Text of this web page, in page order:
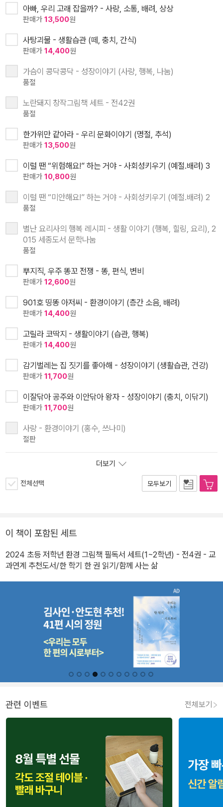
아빠, 우리 고래 잡을까? - 사랑, 소통, 배려, 상상
판매가 13,500원
사탕괴물 - 생활습관 (떼, 충치, 간식)
판매가 14,400원
가슴이 콩닥콩닥 - 성장이야기 (사랑, 행복, 나눔)
품절
노란돼지 창작그림책 세트 - 전42권
품절
한가위만 같아라 - 우리 문화이야기 (명절, 추석)
판매가 13,500원
이럴 땐 “위험해요!” 하는 거야 - 사회성키우기 (예절.배려) 3
판매가 10,800원
이럴 땐 “미안해요!” 하는 거야 - 사회성키우기 (예절.배려) 2
품절
별난 요리사의 행복 레시피 - 생활 이야기 (행복, 힐링, 요리), 2
015 세종도서 문학나눔
품절
뿌지직, 우주 똥꼬 전쟁 - 똥, 편식, 변비
판매가 12,600원
901호 띵똥 아저씨 - 환경이야기 (층간 소음, 배려)
판매가 14,400원
고릴라 코딱지 - 생활이야기 (습관, 행복)
판매가 14,400원
감기벌레는 집 짓기를 좋아해 - 성장이야기 (생활습관, 건강)
판매가 11,700원
이잘닦아 공주와 이안닦아 왕자 - 성장이야기 (충치, 이닦기)
판매가 11,700원
사랑 - 환경이야기 (홍수, 쓰나미)
절판
더보기
전체선택 모두보기
이 책이 포함된 세트
2024 초등 저학년 환경 그림책 필독서 세트(1~2학년) - 전4권 - 교
과연계 추천도서/한 학기 한 권 읽기/함께 사는 삶
관련 이벤트 전체보기